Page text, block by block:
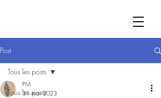
Post
Tous les posts
Tous les posts
PM
31 mai 2023